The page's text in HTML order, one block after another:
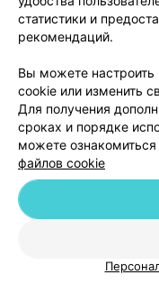
© 2026 ООО «Артокс Лаб»,
г. Минск, улица
Служба
статистики и
рекомендаций.
Вы можете настроить
cookie или изменить
Для получения
сроках и порядке
можете
файлов cookie